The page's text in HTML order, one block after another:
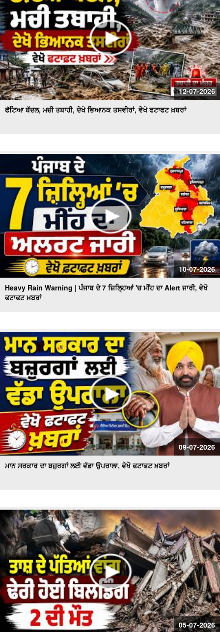
12-07-2026
ਫੱਟਿਆ ਬੱਦਲ, ਮਚੀ ਤਬਾਹੀ, ਦੇਖੋ ਭਿਆਨਕ ਤਸਵੀਰਾਂ, ਵੇਖੋ ਫਟਾਫਟ ਖ਼ਬਰਾਂ
10-07-2026
Heavy Rain Warning | ਪੰਜਾਬ ਦੇ 7 ਜ਼ਿਲ੍ਹਿਆਂ 'ਚ ਮੀਂਹ ਦਾ Alert ਜਾਰੀ, ਵੇਖੋ
ਫਟਾਫਟ ਖ਼ਬਰਾਂ
09-07-2026
ਮਾਨ ਸਰਕਾਰ ਦਾ ਬਜ਼ੁਰਗਾਂ ਲਈ ਵੱਡਾ ਉਪਰਾਲਾ, ਵੇਖੋ ਫਟਾਫਟ ਖ਼ਬਰਾਂ
05-07-2026